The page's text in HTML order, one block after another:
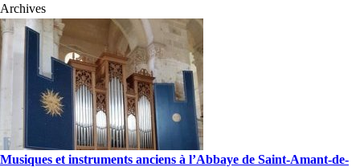
Archives
Musiques et instruments anciens à l’Abbaye de Saint-Amant-de-